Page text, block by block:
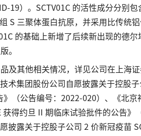
19）。SCTV01C 的活性成分分别
S 三聚体蛋白抗原，并采用比传统
的基础上新增了后续新出现的德
。
品及其他相关情况，详见公司在上海
术集团股份公司自愿披露关于控股子
》（公告编号：2022-020）、《北
获得约旦 II 期临床试验批件的公告
披露关于控股子公司 2 价新冠疫苗